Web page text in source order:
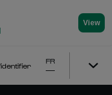
View
FR